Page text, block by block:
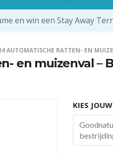
en win een Stay Away
AUTOMATISCHE RATTEN- EN
en muizenval –
KIES